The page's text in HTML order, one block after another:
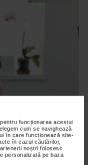
funcționarea acestui
cum se navighează
în care funcționează site-
în cazul căutărilor,
noștri folosesc
personalizată pe baza